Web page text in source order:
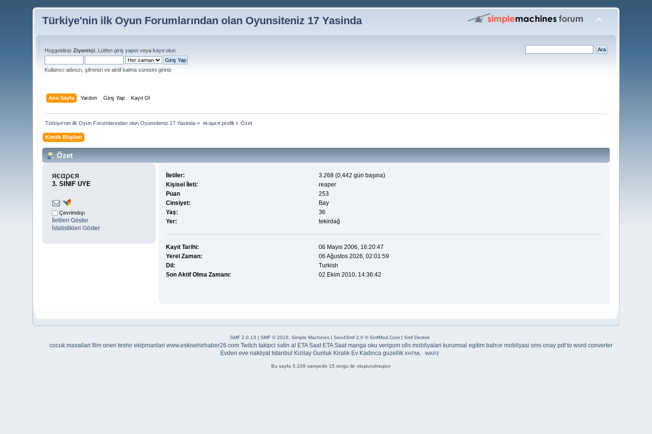
Türkiye'nin ilk Oyun Forumlarından olan Oyunsiteniz 17 Yasinda
HoşgeldinizZiyaretçi . Lütfengiriş yapın veyakayıt olun
Kullanıcı adınızı, şifrenizi ve aktif kalma süresini giriniz
Ana Sayfa Yardım Giriş Yap Kayıt Ol
Türkiye'nin ilk Oyun Forumlarından olan Oyunsiteniz 17 Yasinda » яєαρєя profili» Özet
Kimlik Bilgileri
Özet
яєαρєя
3. SINIF UYE
Çevrimdışı
İletileri Göster
İstatistikleri Göster
İletiler:
3.268 (0,442 gün başına)
Kişisel İleti:
reaper
Puan
253
Cinsiyet:
Bay
Yaş:
36
Yer:
tekirdağ
Kayıt Tarihi:
06 Mayıs 2006, 16:20:47
Yerel Zaman:
06 Ağustos 2026, 02:01:59
Dil:
Turkish
Son Aktif Olma Zamanı:
02 Ekim 2010, 14:36:42
SMF 2.0.13 | SMF © 2016, Simple Machines| Seo4Smf 2.0 © SmfMod.Com| Smf Destek
cocuk masallari film oneri teshir ekipmanlari www.eskisehirhaber26.com Twitch takipci satin al ETA Saat ETA Saat manga oku verigom ofis mobilyalari kurumsal egitim bahce mobilyasi sms onay pdf to word converter
Evden eve nakliyat Istanbul
Kizilay Gunluk Kiralik Ev Kadinca guzellik XHTML WAP2
Bu sayfa 0.109 saniyede 15 sorgu ile oluşturulmuştur